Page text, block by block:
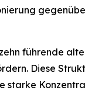
führende
Diese
starke